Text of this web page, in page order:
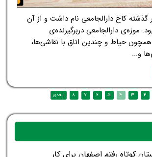
گذشته کاخ دارالجامعی نام داشت و از آن
موزه‌ی دارالجامعی دربرگیرنده‌ی
حیاط و چندین اتاق با نقاشی‌ها،
و...
کوتاه رفتم اصفهان برای کار